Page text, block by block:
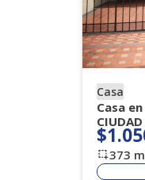
Casa
Casa
373 m